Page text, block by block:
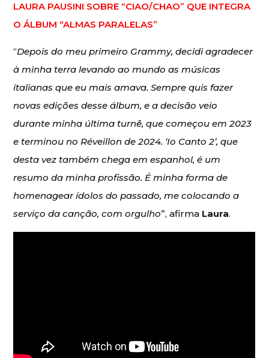
LAURA PAUSINI SOBRE “CIAO/CHAO” QUE INTEGRA
O ÁLBUM “ALMAS PARALELAS”
“Depois do meu primeiro Grammy, decidi agradecer
à minha terra levando ao mundo as músicas
italianas que eu mais amava. Sempre quis fazer
novas edições desse álbum, e a decisão veio
durante minha última turnê, que começou em 2023
e terminou no Réveillon de 2024. ‘Io Canto 2’, que
desta vez também chega em espanhol, é um
resumo da minha profissão. É minha forma de
homenagear ídolos do passado, me colocando a
serviço da canção, com orgulho”, afirma Laura.